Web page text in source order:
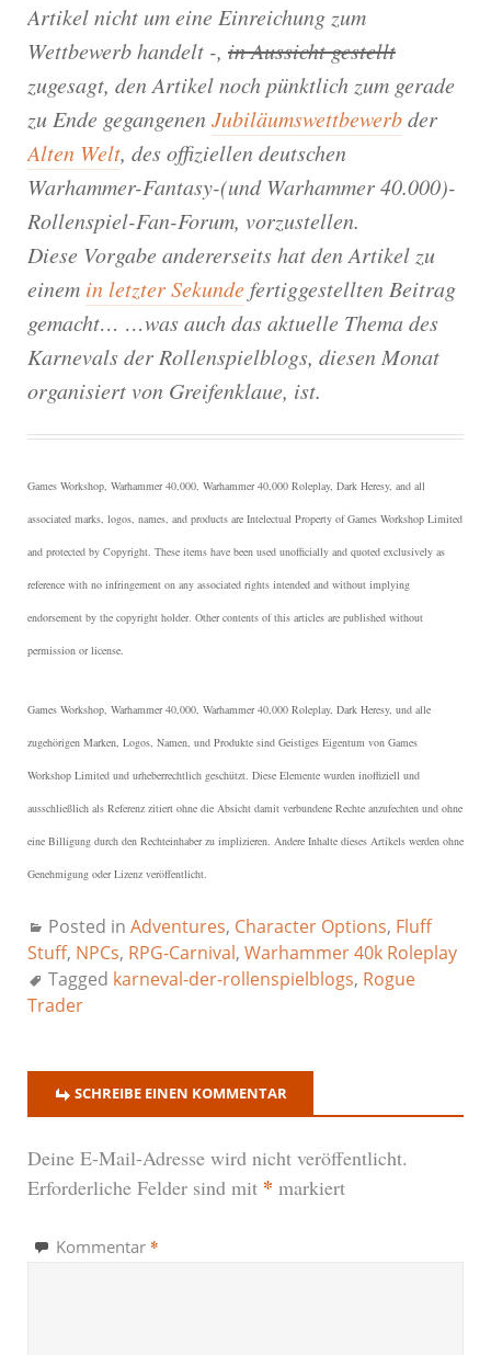
Artikel nicht um eine Einreichung zum
Wettbewerb handelt -, in Aussicht gestellt
zugesagt, den Artikel noch pünktlich zum gerade
zu Ende gegangenenJubiläumswettbewerbder
Alten Welt, des offiziellen deutschen
Warhammer-Fantasy-(und Warhammer 40.000)-
Rollenspiel-Fan-Forum, vorzustellen.
Diese Vorgabe andererseits hat den Artikel zu
einem in letzter Sekunde fertiggestellten Beitrag
gemacht… …was auch das aktuelle Thema des
Karnevals der Rollenspielblogs, diesen Monat
organisiert von Greifenklaue, ist.
Games Workshop, Warhammer 40,000, Warhammer 40,000 Roleplay, Dark Heresy, and all
associated marks, logos, names, and products are Intelectual Property of Games Workshop Limited
and protected by Copyright. These items have been used unofficially and quoted exclusively as
reference with no infringement on any associated rights intended and without implying
endorsement by the copyright holder. Other contents of this articles are published without
permission or license.
Games Workshop, Warhammer 40,000, Warhammer 40,000 Roleplay, Dark Heresy, und alle
zugehörigen Marken, Logos, Namen, und Produkte sind Geistiges Eigentum von Games
Workshop Limited und urheberrechtlich geschützt. Diese Elemente wurden inoffiziell und
ausschließlich als Referenz zitiert ohne die Absicht damit verbundene Rechte anzufechten und ohne
eine Billigung durch den Rechteinhaber zu implizieren. Andere Inhalte dieses Artikels werden ohne
Genehmigung oder Lizenz veröffentlicht.
Posted in Adventures, Character Options, Fluff
Stuff, NPCs, RPG-Carnival, Warhammer 40k Roleplay
Tagged karneval-der-rollenspielblogs, Rogue
Trader
SCHREIBE EINEN KOMMENTAR
Deine E-Mail-Adresse wird nicht veröffentlicht.
Erforderliche Felder sind mit * markiert
Kommentar *